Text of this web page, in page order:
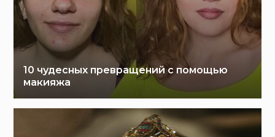
10 чудесных превращений с помощью
макияжа